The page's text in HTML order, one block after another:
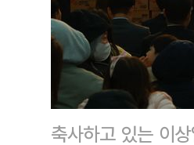
축사하고 있는 이